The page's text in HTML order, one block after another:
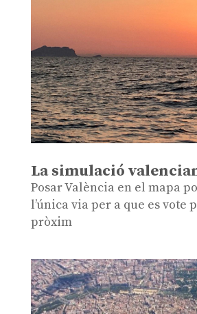
La simulació
Posar València en el mapa
l’única via per a que es vote
pròxim